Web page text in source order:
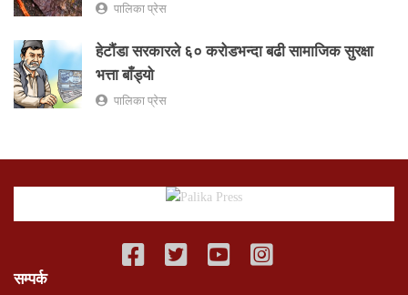
पालिका प्रेस
हेटौंडा सरकारले ६० करोडभन्दा बढी सामाजिक सुरक्षा
भत्ता बाँड्यो
पालिका प्रेस
सम्पर्क